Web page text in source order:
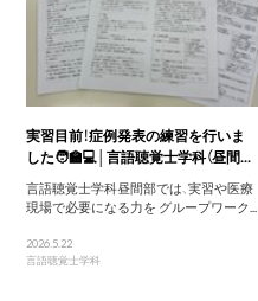
実習目前！症例発表の練習を行いま
した🧑‍🏫💻│言語聴覚士学科（昼間...
言語聴覚士学科昼間部では、実習や医療
現場で必要になる力を グループワーク...
2026.5.22
言語聴覚士学科